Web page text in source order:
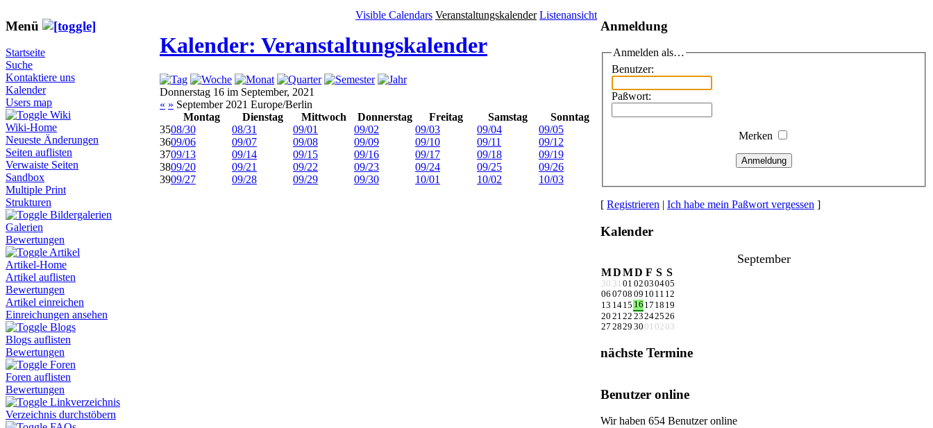
Menü
Startseite
Suche
Kontaktiere uns
Kalender
Users map
Wiki
Wiki-Home
Neueste Änderungen
Seiten auflisten
Verwaiste Seiten
Sandbox
Multiple Print
Strukturen
Bildergalerien
Galerien
Bewertungen
Artikel
Artikel-Home
Artikel auflisten
Bewertungen
Artikel einreichen
Einreichungen ansehen
Blogs
Blogs auflisten
Bewertungen
Foren
Foren auflisten
Bewertungen
Linkverzeichnis
Verzeichnis durchstöbern
Visible Calendars Veranstaltungskalender Listenansicht
Kalender: Veranstaltungskalender
Donnerstag 16 im September, 2021
« » September 2021 Europe/Berlin
Montag
Dienstag Mittwoch Donnerstag Freitag Samstag
Sonntag
3508/30 08/31 09/01 09/02 09/03 09/04
09/05
3609/06 09/07 09/08 09/09 09/10 09/11
09/12
3709/13 09/14 09/15 09/16 09/17 09/18
09/19
3809/20 09/21 09/22 09/23 09/24 09/25
09/26
3909/27 09/28 09/29 09/30 10/01 10/02 10/03
Anmeldung
Anmelden als…
Benutzer:
Paßwort:
Merken
Anmeldung
[ Registrieren | Ich habe mein Paßwort vergessen ]
Kalender
September
MDMD F S S
30 31 01 02030405
06 0708 09 10 11 12
13 1415 16 17 18 19
20 2122 23242526
27 2829 30 01 02 03
nächste Termine
Benutzer online
Wir haben 654 Benutzer online